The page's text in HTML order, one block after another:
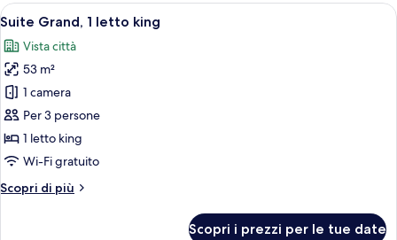
Apri
tutte
le
foto
per
Suite
Grand,
1
king
Suite Grand, 1 letto king |
11
Suite Grand, 1 letto king
Vista città
53 m²
1 camera
Per 3 persone
1 letto king
Wi-Fi gratuito
Scopri di più
Altri
Scopri i prezzi per le tue date